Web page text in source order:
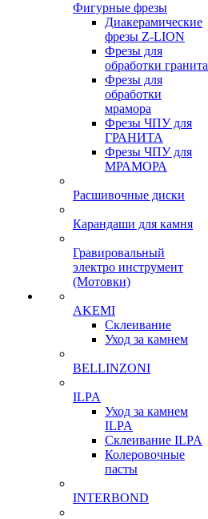
Фигурные фрезы
Диакерамические
фрезы Z-LION
Фрезы для
обработки гранита
Фрезы для
обработки
мрамора
Фрезы ЧПУ для
ГРАНИТА
Фрезы ЧПУ для
МРАМОРА
Расшивочные диски
Карандаши для камня
Гравировальный
электро инструмент
(Мотовки)
AKEMI
Склеивание
Уход за камнем
BELLINZONI
ILPA
Уход за камнем
ILPA
Склеивание ILPA
Колеровочные
пасты
INTERBOND